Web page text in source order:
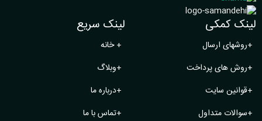
لینک کمکی
+روشهای ارسال
+روش های پرداخت
+قوانین سایت
+سوالات متداول
لینک سریع
+خانه
+وبلاگ
+درباره ما
+تماس با ما